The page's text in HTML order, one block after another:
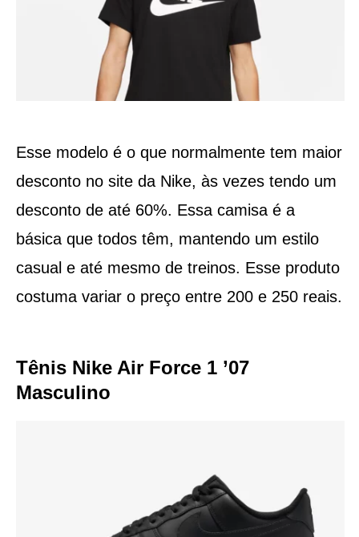
Esse modelo é o que normalmente tem maior
desconto no site da Nike, às vezes tendo um
desconto de até 60%. Essa camisa é a
básica que todos têm, mantendo um estilo
casual e até mesmo de treinos. Esse produto
costuma variar o preço entre 200 e 250 reais.
Tênis Nike Air Force 1 ’07
Masculino